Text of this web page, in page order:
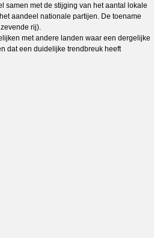
samen met de stijging van het aantal lokale
aandeel nationale partijen. De toename
rij).
met andere landen waar een dergelijke
dat een duidelijke trendbreuk heeft